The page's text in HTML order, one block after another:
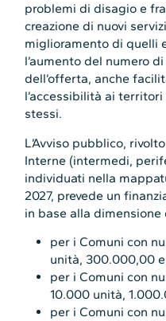
problemi di disagio e
creazione di nuovi
miglioramento di quelli
l’aumento del numero
dell’offerta, anche
l’accessibilità ai
stessi.
L’Avviso pubblico,
Interne (intermedi,
individuati nella
2027, prevede un
in base alla dimensione
per i Comuni con
unità, 300.000,00
per i Comuni con
10.000 unità,
per i Comuni con